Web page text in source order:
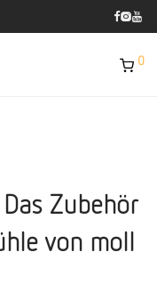
0
Zubehör
von moll